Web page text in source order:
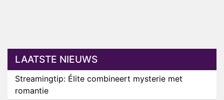
LAATSTE NIEUWS
Streamingtip: Élite combineert mysterie met
romantie